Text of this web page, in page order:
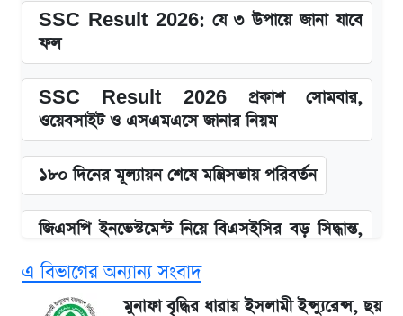
SSC Result 2026: যে ৩ উপায়ে জানা যাবে
ফল
SSC Result 2026 প্রকাশ সোমবার,
ওয়েবসাইট ও এসএমএসে জানার নিয়ম
১৮০ দিনের মূল্যায়ন শেষে মন্ত্রিসভায় পরিবর্তন
জিএসপি ইনভেস্টমেন্ট নিয়ে বিএসইসির বড় সিদ্ধান্ত,
উত্থান-পতনের দোলাচলে শেয়ারবাজার, লেনদেনের
এ বিভাগের অন্যান্য সংবাদ
মুনাফা বৃদ্ধির ধারায় ইসলামী ইন্স্যুরেন্স, ছয়